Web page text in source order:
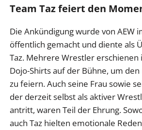
Team Taz feiert den
Die Ankündigung wurde von AEW
öffentlich gemacht und diente als
Taz. Mehrere Wrestler erschienen
Dojo-Shirts auf der Bühne, um
zu feiern. Auch seine Frau sowie
der derzeit selbst als aktiver
antritt, waren Teil der Ehrung.
auch Taz hielten emotionale